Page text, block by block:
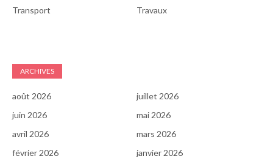
Transport
Travaux
ARCHIVES
août 2026
juillet 2026
juin 2026
mai 2026
avril 2026
mars 2026
février 2026
janvier 2026